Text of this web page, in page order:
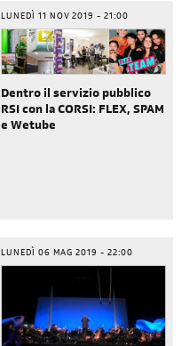
LUNEDÌ 11 NOV 2019 - 21:00
Dentro il servizio pubblico
RSI con la CORSI: FLEX, SPAM
e Wetube
LUNEDÌ 06 MAG 2019 - 22:00